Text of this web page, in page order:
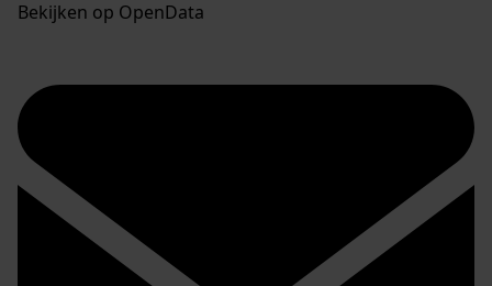
Bekijken op OpenData